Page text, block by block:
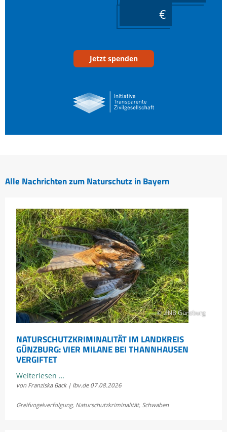
Jetzt spenden
Alle Nachrichten zum Naturschutz in Bayern
© UNB Günzburg
NATURSCHUTZKRIMINALITÄT IM LANDKREIS
GÜNZBURG: VIER MILANE BEI THANNHAUSEN
VERGIFTET
Weiterlesen …Naturschutzkriminalität
im
Günzburg:
von Franziska Back | lbv.de 07.08.2026
Greifvogelverfolgung, Naturschutzkriminalität, Schwaben